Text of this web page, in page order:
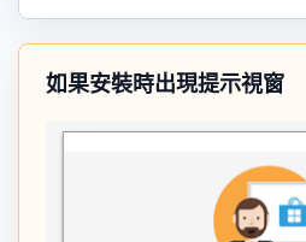
如果安裝時出現提示視窗